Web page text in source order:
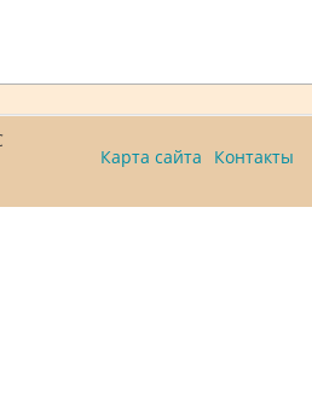
Контакты
Карта сайта